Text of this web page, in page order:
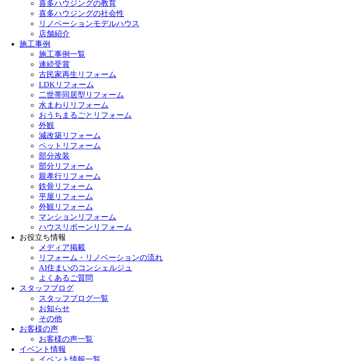
喜多ハウジングの教育
喜多ハウジングの社会性
リノベーションモデルハウス
店舗紹介
施工事例
施工事例一覧
連続受賞
古民家再生リフォーム
LDKリフォーム
二世帯同居型リフォーム
水まわりリフォーム
おうちまるごとリフォーム
外観
減改築リフォーム
ペットリフォーム
部分改装
部分リフォーム
親孝行リフォーム
鉄骨リフォーム
平屋リフォーム
外観リフォーム
マンションリフォーム
ハウスリボーンリフォーム
お役立ち情報
メディア掲載
リフォーム・リノベーションの流れ
AI住まいのコンシェルジュ
よくあるご質問
スタッフブログ
スタッフブログ一覧
お知らせ
その他
お客様の声
お客様の声一覧
イベント情報
イベント情報一覧